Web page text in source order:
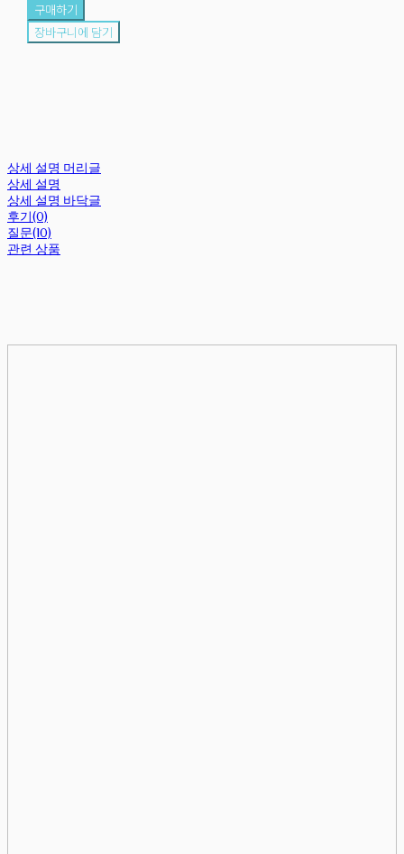
구매하기
장바구니에 담기
상세 설명 머리글
상세 설명
상세 설명 바닥글
후기(0)
질문(10)
관련 상품